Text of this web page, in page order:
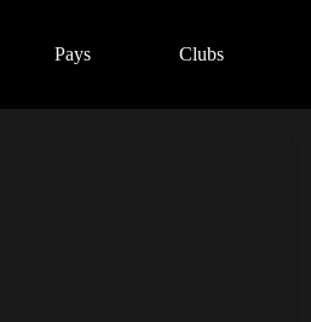
Pays Clubs